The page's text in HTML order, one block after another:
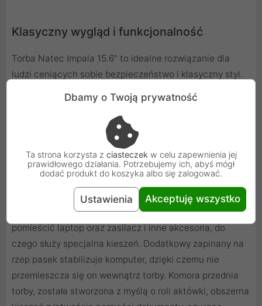
Klasyczny wygląd i funkcjonalność
Torba Natec Impala 15.6" to idealne rozwiązanie dla
ludzi ceniących sobie bezpieczeństwo i klasyczny styl.
Torba przeznaczona do laptopów i ultrabooków o
przekątnej max. 15.6" z łatwością pomieści wszystkie
rzeczy potrzebne w codziennych podróżach bez
konieczności zabierania ze sobą dodatkowo aktówki.
Torba na notebook
Główna komora torby została zaprojektowana tak, aby
pomieścić laptop oraz zasilacz i inne akcesoria, do
czego służy specjalna kieszeń. Dodatkowy zapinany na
rzep pasek stabilizuje komputer, dzięki czemu nie
przemieszcza się on wewnątrz torby. Komora przednia
torby, została stworzona z myślą o roli aktówki, obszerna
Dbamy o Twoją prywatność
Ta strona korzysta z ciasteczek w celu zapewnienia jej
prawidłowego działania. Potrzebujemy ich, abyś mógł
dodać produkt do koszyka albo się zalogować.
Ustawienia Akceptuję wszystko